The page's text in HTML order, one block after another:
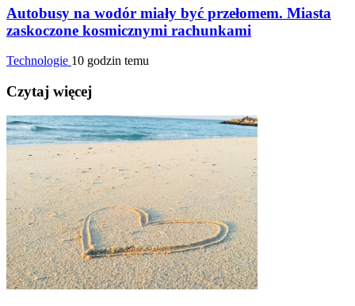
Autobusy na wodór miały być przełomem. Miasta
zaskoczone kosmicznymi rachunkami
Technologie 10 godzin temu
Czytaj więcej